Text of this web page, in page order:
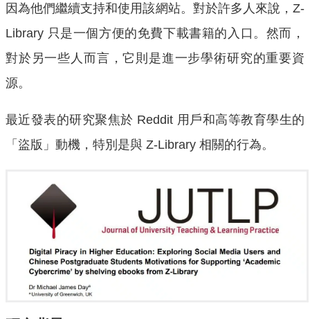
因為他們繼續支持和使用該網站。對於許多人來說，Z-
Library 只是一個方便的免費下載書籍的入口。然而，
對於另一些人而言，它則是進一步學術研究的重要資
源。
最近發表的研究聚焦於 Reddit 用戶和高等教育學生的
「盜版」動機，特別是與 Z-Library 相關的行為。